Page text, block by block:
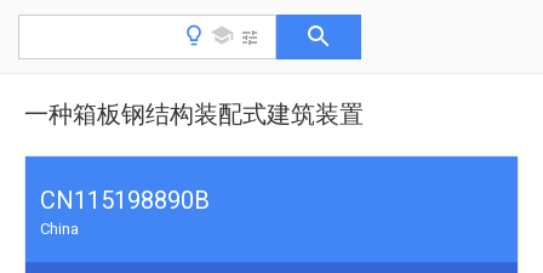
一种箱板钢结构装配式建筑装置
CN115198890B
China